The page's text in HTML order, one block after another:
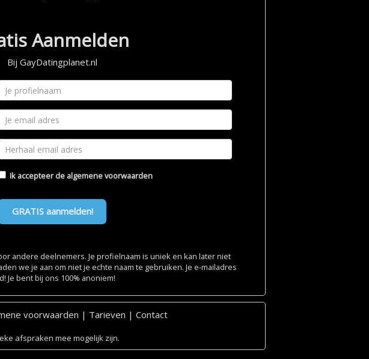
Aanmelden
Bij GayDatingplanet.nl
Ik accepteer de algemene voorwaarden
GRATIS aanmelden!
andere deelnemers. Je profielnaam is uniek en kan later niet
we je aan om niet je echte naam te gebruiken. Je e-mailadres
bent bij ons 100% anoniem!
voorwaarden | Tarieven | Contact
afspraken mee mogelijk zijn.